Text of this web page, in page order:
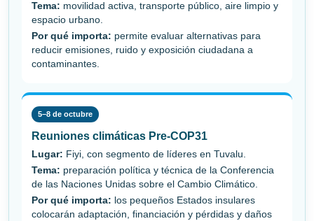
Tema: movilidad activa, transporte público, aire limpio y
espacio urbano.
Por qué importa: permite evaluar alternativas para
reducir emisiones, ruido y exposición ciudadana a
contaminantes.
5–8 de octubre
Reuniones climáticas Pre-COP31
Lugar: Fiyi, con segmento de líderes en Tuvalu.
Tema: preparación política y técnica de la Conferencia
de las Naciones Unidas sobre el Cambio Climático.
Por qué importa: los pequeños Estados insulares
colocarán adaptación, financiación y pérdidas y daños